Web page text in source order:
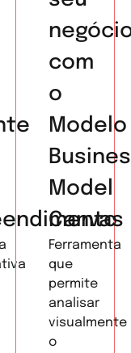
com
o
Modelo
Model
Canvas
Ferramenta
que
permite
analisar
visualmente
o